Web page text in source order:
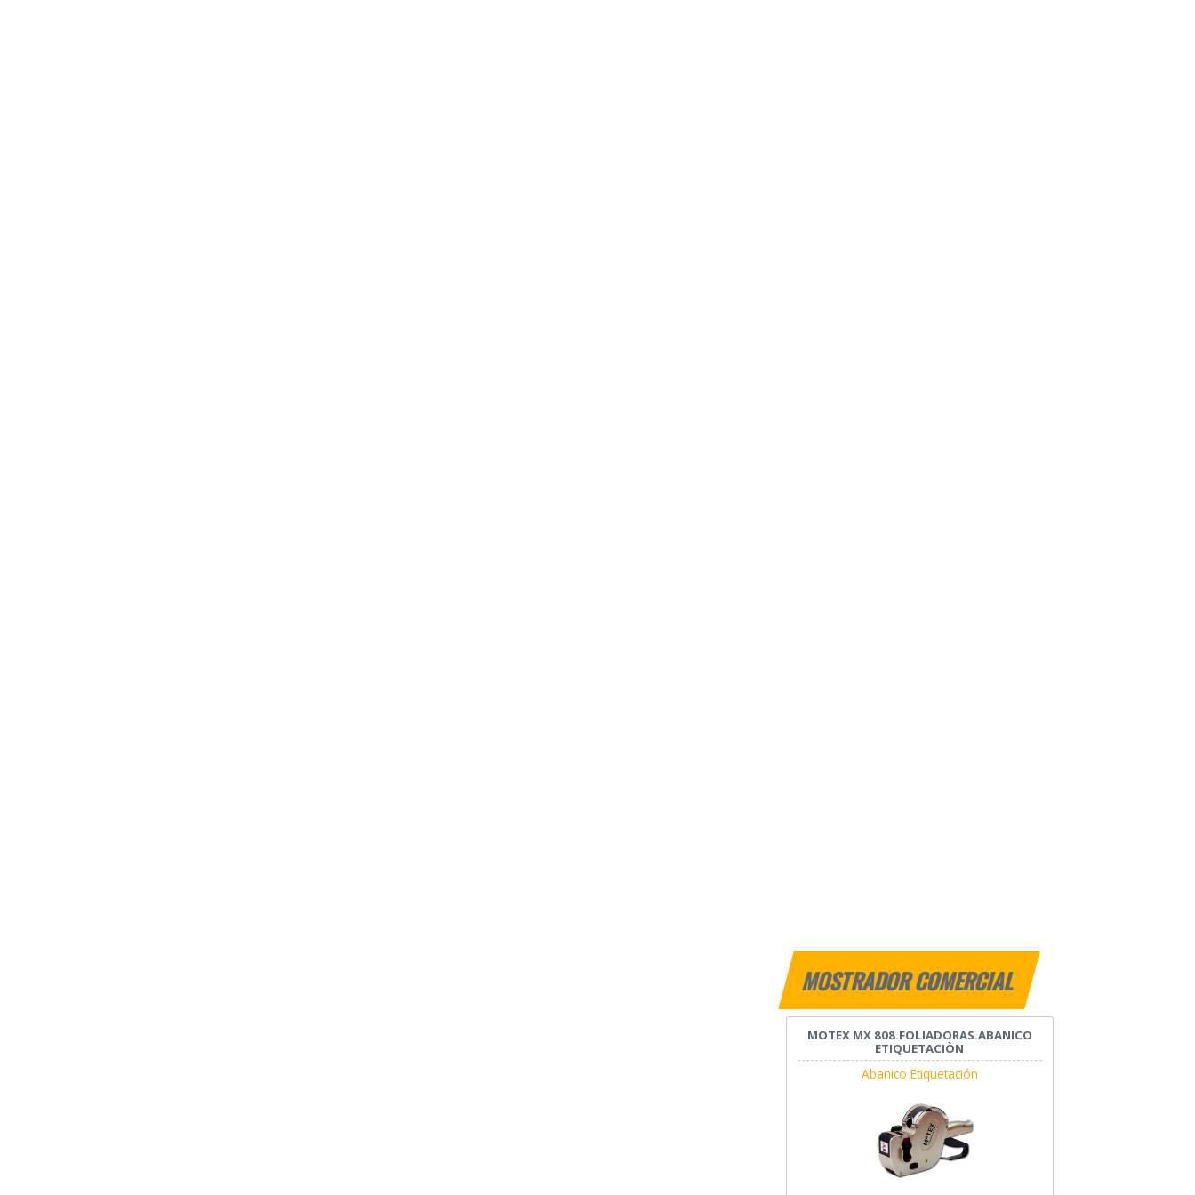
MOSTRADOR COMERCIAL
MOTEX MX 808.FOLIADORAS.ABANICO
ETIQUETACIÒN
Abanico Etiquetación